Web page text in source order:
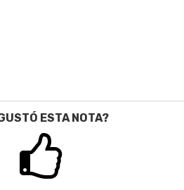
ESTA NOTA?